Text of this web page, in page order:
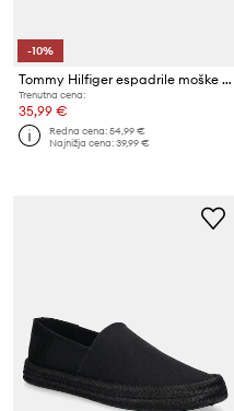
-10%
Tommy Hilfiger espadrile moške CORE HILFIGER ESPADRILLE TEXTILE
Trenutna cena:
35,99 €
Redna cena:54,99 €
Najnižja cena:39,99 €